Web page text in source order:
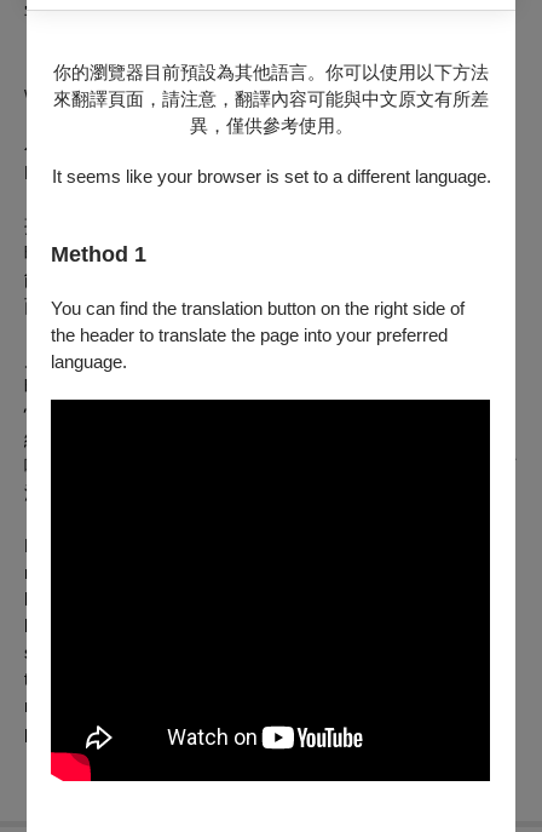
你的瀏覽器目前預設為其他語言。你可以使用以下方法
來翻譯頁面，請注意，翻譯內容可能與中文原文有所差
異，僅供參考使用。
It seems like your browser is set to a different language.
Method 1
You can find the translation button on the right side of
the header to translate the page into your preferred
language.
字幕：中字
▲ 影片非英語發音且無英文字幕 Non-English language film
without English subtitles.
小林悟 KOBAYASHI Satoru｜台灣 Taiwan｜1971｜DCP｜
B&W｜92min
孫
暇「巡田水」，冷落了太太，她懷疑先生是「六點半」性無
能，準備一連串補陽大作戰。豈料這些招式都沒用，難道是外
面有女人！？鄰居葉太太再獻一計，一定要讓田水正視豔妻！
片名「孫田水」既是人名，台語Sûn-Tshân-tsuí也帶有雙關性
暗示，片名即點出性喜劇特質。本片為
悟的台語異色作品，更找來「粉紅電影女王」松井康子跨海擔
綱女主角，與老牌諧星脫線飾演夫妻。全片黃色雙關、俚語比
喻源源不絕，1968年拍竣後送檢多次仍因「對白及動作極為下
流淫穢」遭禁，直到1971年重新送檢才獲得准演執照。
For a few years, Tshan-tsui and his wife enjoyed a loving
marriage. However, Tshan-tsui’s recent long hours at work
have left his wife feeling neglected. Suspecting he might be
having trouble in the bedroom, she embarks on a series of
strategies to boost his virility. But when all her efforts fail, her
thoughts turn to the possibility of another woman. Her
neighbor, Mrs.Iap, offers one last piece of advice—a surefire
plan to make Tshan-tsui pay attention to his gorgeous wife!